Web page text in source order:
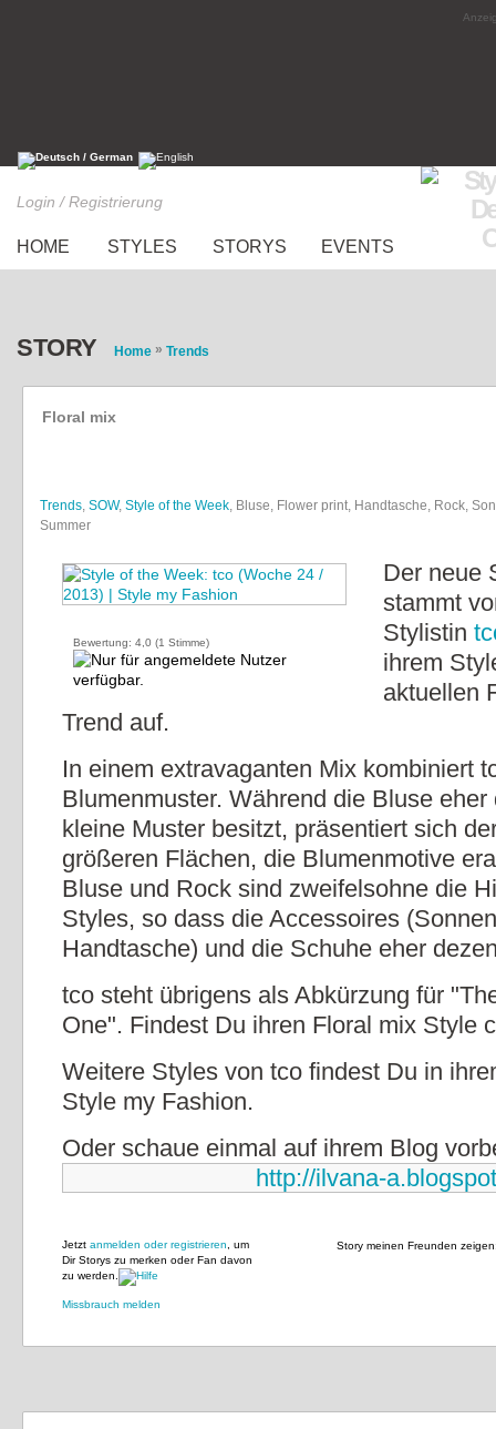
Login / Registrierung
HOME STYLES STORYS EVENTS
STORY Home » Trends
Floral mix
Trends, SOW, Style of the Week, Bluse, Flower print, Handtasche, Rock,
Summer
Bewertung: 4,0 (1 Stimme)
Der neue
stammt
Stylistin
ihrem
aktuellen
Trend auf.
In einem extravaganten Mix kombiniert
Blumenmuster. Während die Bluse eher
kleine Muster besitzt, präsentiert sich
größeren Flächen, die Blumenmotive
Bluse und Rock sind zweifelsohne die
Styles, so dass die Accessoires
Handtasche) und die Schuhe eher
tco steht übrigens als Abkürzung für
One". Findest Du ihren Floral mix Style
Weitere Styles von tco findest Du in
Style my Fashion.
Oder schaue einmal auf ihrem Blog
http://ilvana-
Story meinen Freunden
Jetzt anmelden oder registrieren , um
Dir Storys zu merken oder Fan davon
zu werden.
Missbrauch melden